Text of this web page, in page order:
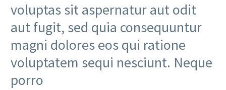
voluptas sit aspernatur aut odit
aut fugit, sed quia consequuntur
magni dolores eos qui ratione
voluptatem sequi nesciunt. Neque
porro